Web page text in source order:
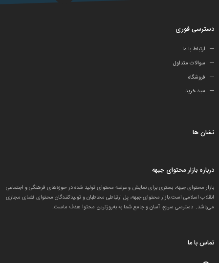
دسترسی فوری
ارتباط با ما
سوالات متداول
فروشگاه
سبد خرید
نشان ها
درباره بازار محتوای جبهه
بازار محتوای جبهه، بستری برای نمایش و عرضه محتوای تولید شده در حوزه‌های فرهنگی و اجتماعیِ
انقلاب اسلامی است.بازار محتوای جبهه، پل ارتباطی مخاطبان و تولید‌کنندگان محتوای فضای مجازی
می‌باشد. دسترسی سریع، آسان و جامع شما به به‌روزترین محتوا هدف ماست.
تماس با ما